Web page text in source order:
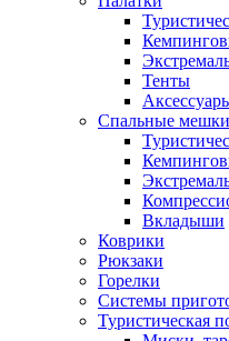
Тенты
Спальные мешки
Вкладыши
Коврики
Рюкзаки
Горелки
Системы
Туристическая